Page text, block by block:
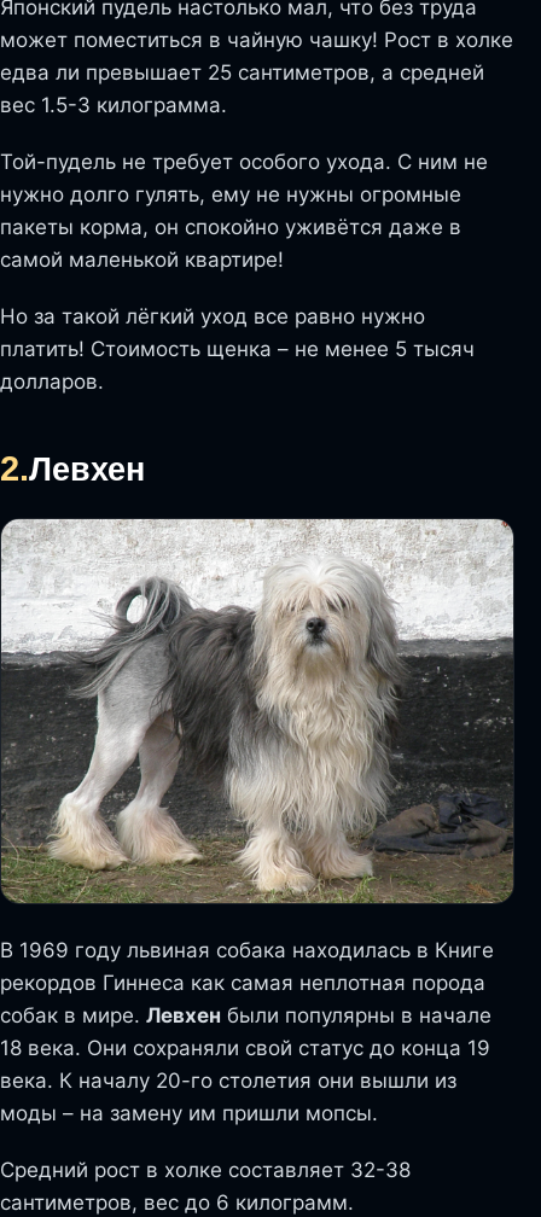
Японский пудель настолько мал, что без труда
может поместиться в чайную чашку! Рост в холке
едва ли превышает 25 сантиметров, а средней
вес 1.5-3 килограмма.
Той-пудель не требует особого ухода. С ним не
нужно долго гулять, ему не нужны огромные
пакеты корма, он спокойно уживётся даже в
самой маленькой квартире!
Но за такой лёгкий уход все равно нужно
платить! Стоимость щенка – не менее 5 тысяч
долларов.
2.Левхен
В 1969 году львиная собака находилась в Книге
рекордов Гиннеса как самая неплотная порода
собак в мире. Левхен были популярны в начале
18 века. Они сохраняли свой статус до конца 19
века. К началу 20-го столетия они вышли из
моды – на замену им пришли мопсы.
Средний рост в холке составляет 32-38
сантиметров, вес до 6 килограмм.